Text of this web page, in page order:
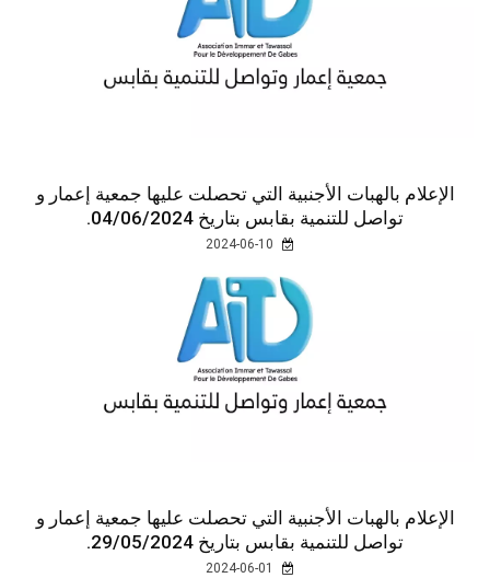
الإعلام بالهبات الأجنبية التي تحصلت عليها جمعية إعمار و
تواصل للتنمية بقابس بتاريخ 04/06/2024.
الإعلام بالهبات الأجنبية التي تحصلت عليها جمعية إعمار و
تواصل للتنمية بقابس بتاريخ 29/05/2024.